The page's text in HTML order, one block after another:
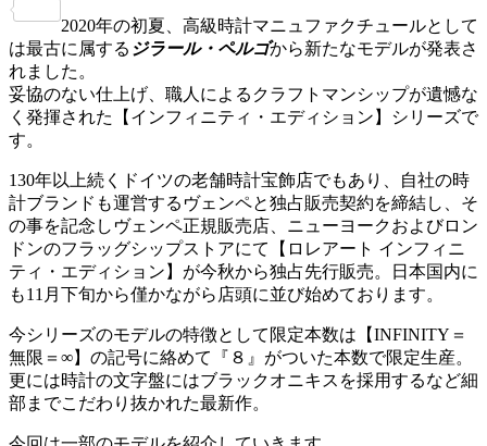
有
2020年の初夏、高級時計マニュファクチュールとして
は最古に属する ジラール・ペルゴから新たなモデルが発表さ
れました。
妥協のない仕上げ、職人によるクラフトマンシップが遺憾な
く発揮された【インフィニティ・エディション】シリーズで
す。
130年以上続くドイツの老舗時計宝飾店でもあり、自社の時
計ブランドも運営するヴェンペと独占販売契約を締結し、そ
の事を記念しヴェンペ正規販売店、ニューヨークおよびロン
ドンのフラッグシップストアにて【ロレアート インフィニ
ティ・エディション】が今秋から独占先行販売。日本国内に
も11月下旬から僅かながら店頭に並び始めております。
今シリーズのモデルの特徴として限定本数は【INFINITY＝
無限＝∞】の記号に絡めて『８』がついた本数で限定生産。
更には時計の文字盤にはブラックオニキスを採用するなど細
部までこだわり抜かれた最新作。